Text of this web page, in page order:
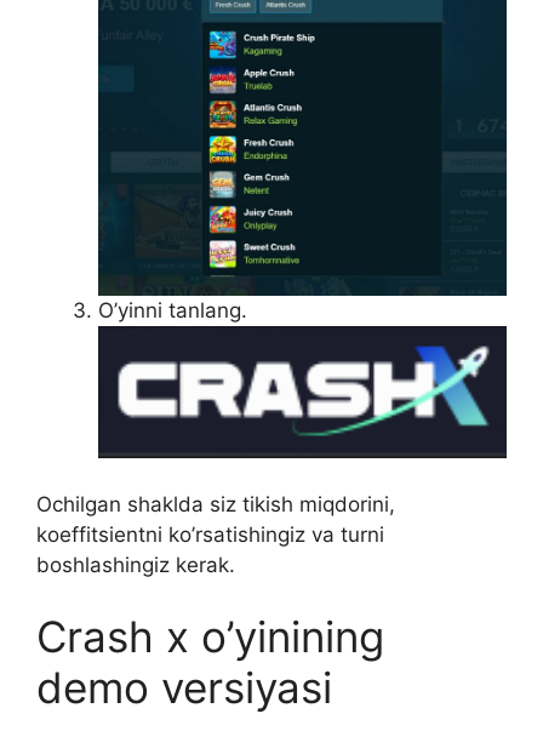
O’yinni tanlang.
Ochilgan shaklda siz tikish miqdorini,
koeffitsientni ko’rsatishingiz va turni
boshlashingiz kerak.
Crash x o’yinining
demo versiyasi